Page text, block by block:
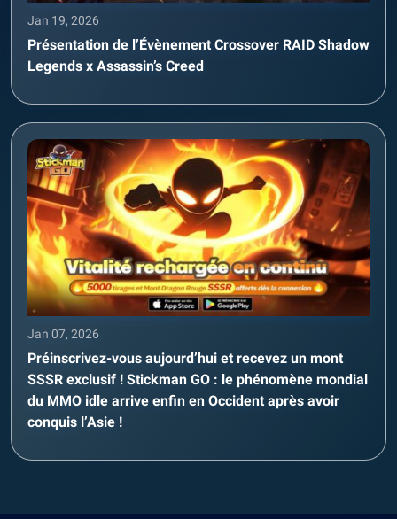
Jan 19, 2026
Présentation de l’Évènement Crossover RAID Shadow
Legends x Assassin’s Creed
Jan 07, 2026
Préinscrivez-vous aujourd’hui et recevez un mont
SSSR exclusif ! Stickman GO : le phénomène mondial
du MMO idle arrive enfin en Occident après avoir
conquis l’Asie !